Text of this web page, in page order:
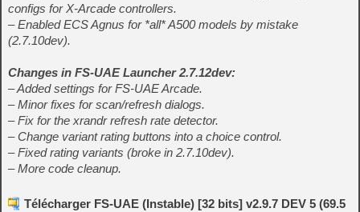
configs for X-Arcade controllers.
– Enabled ECS Agnus for *all* A500 models by mistake
(2.7.10dev).
Changes in FS-UAE Launcher 2.7.12dev:
– Added settings for FS-UAE Arcade.
– Minor fixes for scan/refresh dialogs.
– Fix for the xrandr refresh rate detector.
– Change variant rating buttons into a choice control.
– Fixed rating variants (broke in 2.7.10dev).
– More code cleanup.
Télécharger FS-UAE (Instable) [32 bits] v2.9.7 DEV 5 (69.5